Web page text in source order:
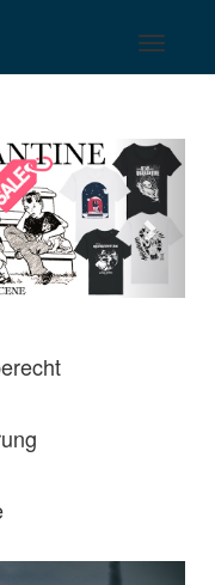
Toggle
Toggle
basket
next